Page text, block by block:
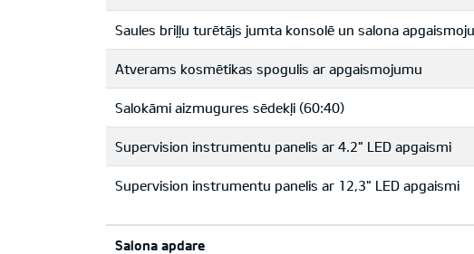
Saules briļļu turētājs jumta konsolē un salona
Atverams kosmētikas spogulis ar apgaismojumu
Salokāmi aizmugures sēdekļi (60:40)
Supervision instrumentu panelis ar 4.2" LED apgaismi
Supervision instrumentu panelis ar 12,3" LED apgaismi
Salona apdare